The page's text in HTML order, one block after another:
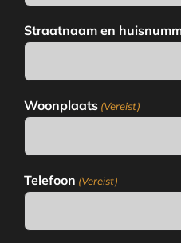
Straatnaam en
Woonplaats (Vereist)
Telefoon (Vereist)